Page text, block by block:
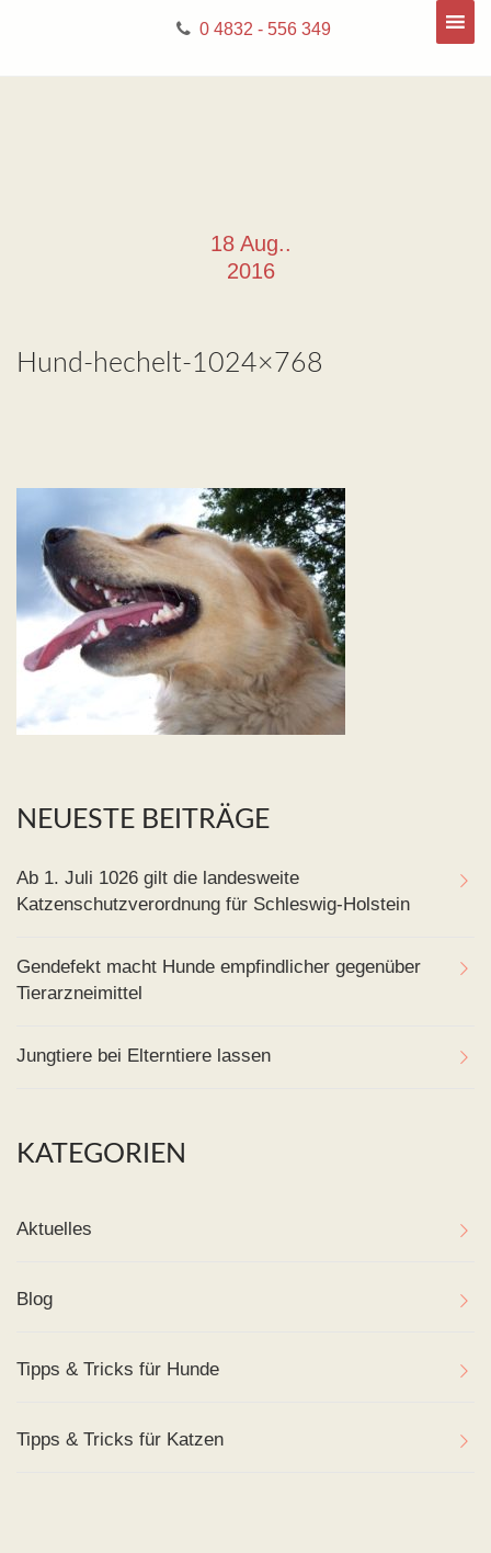
0 4832 - 556 349
18 Aug..
2016
Hund-hechelt-1024×768
NEUESTE BEITRÄGE
Ab 1. Juli 1026 gilt die landesweite
Katzenschutzverordnung für Schleswig-Holstein
Gendefekt macht Hunde empfindlicher gegenüber
Tierarzneimittel
Jungtiere bei Elterntiere lassen
KATEGORIEN
Aktuelles
Blog
Tipps & Tricks für Hunde
Tipps & Tricks für Katzen